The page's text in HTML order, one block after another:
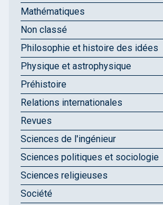
Mathématiques
Non classé
Philosophie et histoire des idées
Physique et astrophysique
Préhistoire
Relations internationales
Revues
Sciences de l'ingénieur
Sciences politiques et sociologie
Sciences religieuses
Société